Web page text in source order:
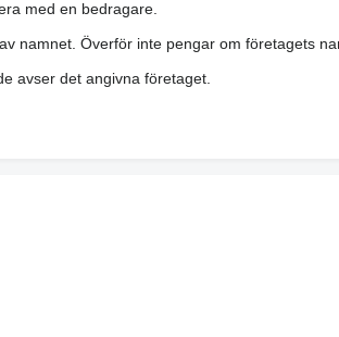
med en bedragare.
namnet. Överför inte pengar om företagets
avser det angivna företaget.